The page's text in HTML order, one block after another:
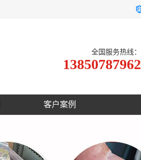
全国服务热线：
13850787962
客户案例